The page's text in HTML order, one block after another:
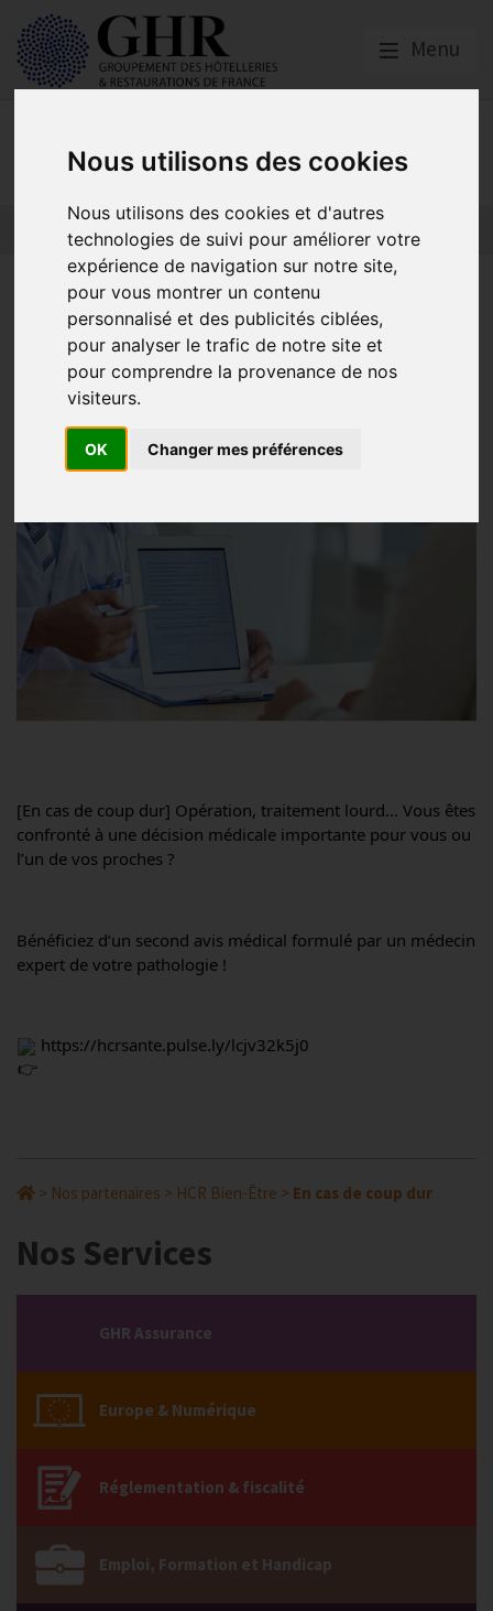
Nous utilisons des cookies
Nous utilisons des cookies et d'autres
technologies de suivi pour améliorer votre
expérience de navigation sur notre site,
pour vous montrer un contenu
personnalisé et des publicités ciblées,
pour analyser le trafic de notre site et
pour comprendre la provenance de nos
visiteurs.
OK Changer mes préférences
Menu
Nos partenaires
L’actualité des partenaires Nos partenaires
En cas de coup dur
HCR Bien-Être
29/09/2023
[En cas de coup dur] Opération, traitement lourd… Vous êtes
confronté à une décision médicale importante pour vous ou
l’un de vos proches ?
Bénéficiez d’un second avis médical formulé par un médecin
expert de votre pathologie !
https://hcrsante.pulse.ly/lcjv32k5j0
> Nos partenaires > HCR Bien-Être > En cas de coup dur
Nos Services
GHR Assurance
Europe & Numérique
Réglementation & fiscalité
Emploi, Formation et Handicap